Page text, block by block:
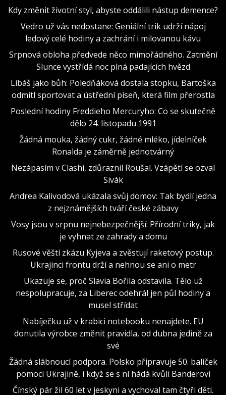
Kdy změnit životní styl, abyste oddálili nástup demence?
Vedro už vás nedostane: Geniální trik udrží nápoj
ledový celé hodiny a zachrání i milovanou kávu
Srpnová obloha předvede něco mimořádného. Zatmění
Slunce vystřídá noc plná padajících hvězd
Líbáš jako bůh: Poledňáková dostala stopku, Bartoška
odmítl sportovat a ústřední píseň, která film přerostla
Poslední hodiny Freddieho Mercuryho: Co se skutečně
dělo 24. listopadu 1991
Žádná mouka, žádný cukr, žádné mléko, jídelníček
Ronalda je záměrně jednotvárný
Nezápasím v Clashi, zdůraznil Roušal. Vzápětí se ozval
Sivák
Andrea Kalivodová ukázala svůj domov: Tak bydlí jedna
z nejznámějších tváří české zábavy
Vosy jsou v srpnu nejnebezpečnější: Přírodní triky, jak
je vyhnat ze zahrady a domu
Rusové věští zkázu Kyjeva a zvěstují raketový postup.
Ukrajinci frontu drží a nehnou se ani o metr
Ukazuje se, proč Slavia Bořila odstavila. Tělo už
nespolupracuje, za Liberec odehrál jen půl hodiny a
musel střídat
Nabíječku už v krabici notebooku nenajdete. EU
donutila výrobce změnit pravidla, od dubna jedině za
své
Žádná slábnoucí podpora. Polsko připravuje 50. balíček
pomoci Ukrajině, i když se s ní hádá kvůli Banderovi
Čínský pár žil 60 let v jeskyni a vychoval tam čtyři děti.